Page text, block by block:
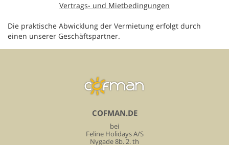
Vertrags- und Mietbedingungen
Die praktische Abwicklung der Vermietung erfolgt durch
einen unserer Geschäftspartner.
COFMAN.DE
bei
Feline Holidays A/S
Nygade 8b. 2. th